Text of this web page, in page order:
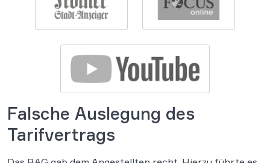
Falsche Auslegung des
Tarifvertrags